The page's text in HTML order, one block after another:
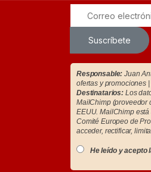
Suscríbete
Responsable: Juan
ofertas y promociones |
Destinatarios: Los
MailChimp (proveedor
EEUU. MailChimp
Comité Europeo de
acceder, rectificar,
He leído y acepto